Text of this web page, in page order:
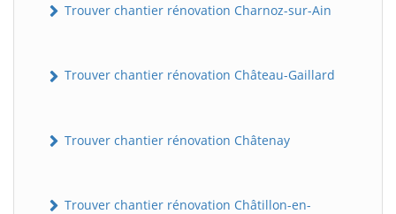
Trouver chantier rénovation Charnoz-sur-Ain
Trouver chantier rénovation Château-Gaillard
Trouver chantier rénovation Châtenay
Trouver chantier rénovation Châtillon-en-